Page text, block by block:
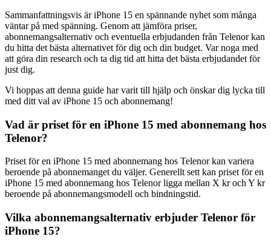
Sammanfattningsvis är iPhone 15 en spännande nyhet som många
väntar på med spänning. Genom att jämföra priser,
abonnemangsalternativ och eventuella erbjudanden från Telenor kan
du hitta det bästa alternativet för dig och din budget. Var noga med
att göra din research och ta dig tid att hitta det bästa erbjudandet för
just dig.
Vi hoppas att denna guide har varit till hjälp och önskar dig lycka till
med ditt val av iPhone 15 och abonnemang!
Vad är priset för en iPhone 15 med abonnemang hos
Telenor?
Priset för en iPhone 15 med abonnemang hos Telenor kan variera
beroende på abonnemanget du väljer. Generellt sett kan priset för en
iPhone 15 med abonnemang hos Telenor ligga mellan X kr och Y kr
beroende på abonnemangsmodell och bindningstid.
Vilka abonnemangsalternativ erbjuder Telenor för
iPhone 15?